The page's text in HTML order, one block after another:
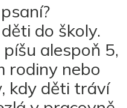
do školy.
alespoň 5,
rodiny nebo
kdy děti tráví